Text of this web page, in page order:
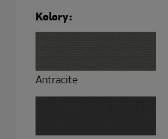
Kolory:
Antracite